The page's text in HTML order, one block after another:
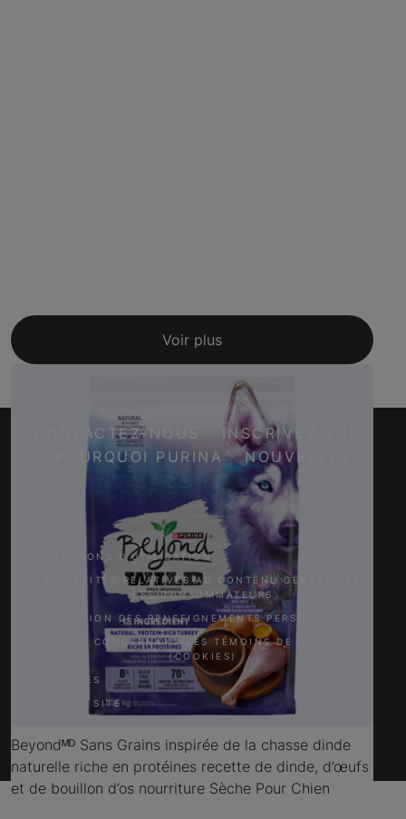
Voir plus
Beyondᴹᴰ Sans Grains inspirée de la chasse dinde
naturelle riche en protéines recette de dinde, d’œufs
et de bouillon d’os nourriture Sèche Pour Chien
CONTACTEZ-NOUS
INSCRIVEZ-VOUS
POURQUOI PURINA
NOUVELLES
FacebookTwitterYouTubeInstagram
CONDITIONS D’UTILISATION
MODALITÉS RELATIVES AU CONTENU GÉNÉRÉ PAR
LES CONSOMMATEURS
PROTECTION DES RENSEIGNEMENTS PERSONNELS
AVIS CONCERNANT LES TÉMOINS DE NESTLÉ
(COOKIES)
CARRIÈRES
PLAN DU SITE